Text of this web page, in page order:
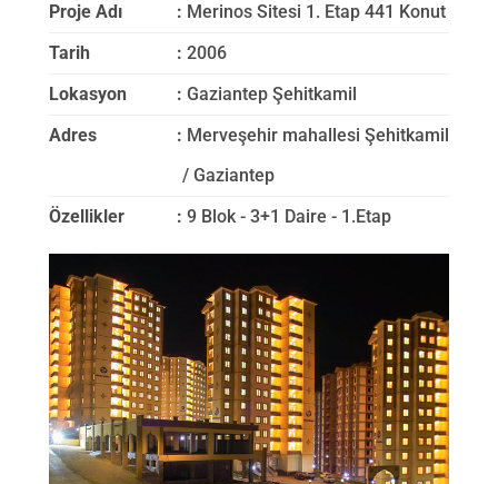
Proje Adı : Merinos Sitesi 1. Etap 441 Konut
Tarih
: 2006
Lokasyon
: Gaziantep Şehitkamil
Adres
: Merveşehir mahallesi Şehitkamil
/ Gaziantep
Özellikler
: 9 Blok - 3+1 Daire - 1.Etap